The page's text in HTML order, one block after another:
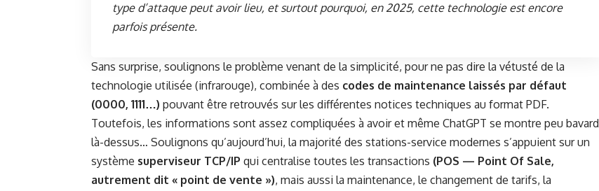
type d’attaque peut avoir lieu, et surtout pourquoi, en 2025, cette technologie est encore
parfois présente.
Sans surprise, soulignons le problème venant de la simplicité, pour ne pas dire la vétusté de la
technologie utilisée (infrarouge), combinée à des codes de maintenance laissés par défaut
(0000, 1111…) pouvant être retrouvés sur les différentes notices techniques au format PDF.
Toutefois, les informations sont assez compliquées à avoir et même ChatGPT se montre peu bavard
là-dessus… Soulignons qu’aujourd’hui, la majorité des stations-service modernes s’appuient sur un
système superviseur TCP/IP qui centralise toutes les transactions (POS — Point Of Sale,
autrement dit « point de vente »), mais aussi la maintenance, le changement de tarifs, la